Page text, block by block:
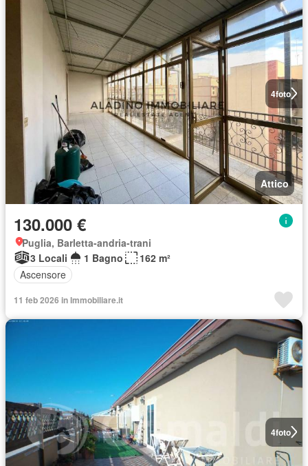
4foto
Attico
130.000 €
Puglia, Barletta-andria-trani
3 Locali
1 Bagno
162 m²
Ascensore
11 feb 2026 in Immobiliare.it
4foto